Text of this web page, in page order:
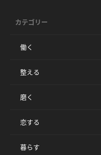
カテゴリー
働く
整える
磨く
恋する
暮らす